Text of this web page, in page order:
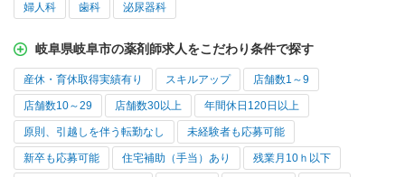
婦人科 歯科 泌尿器科
岐阜県岐阜市の薬剤師求人をこだわり条件で探す
産休・育休取得実績有り スキルアップ 店舗数1～9
店舗数10～29 店舗数30以上 年間休日120日以上
原則、引越しを伴う転勤なし 未経験者も応募可能
新卒も応募可能 住宅補助（手当）あり 残業月10ｈ以下